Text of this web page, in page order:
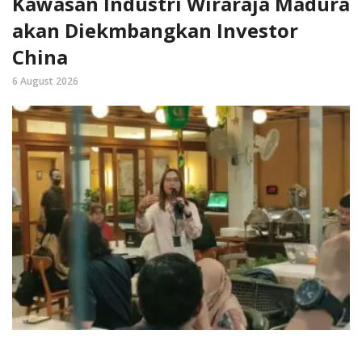
akan Diekmbangkan Investor
China
6 August 2026